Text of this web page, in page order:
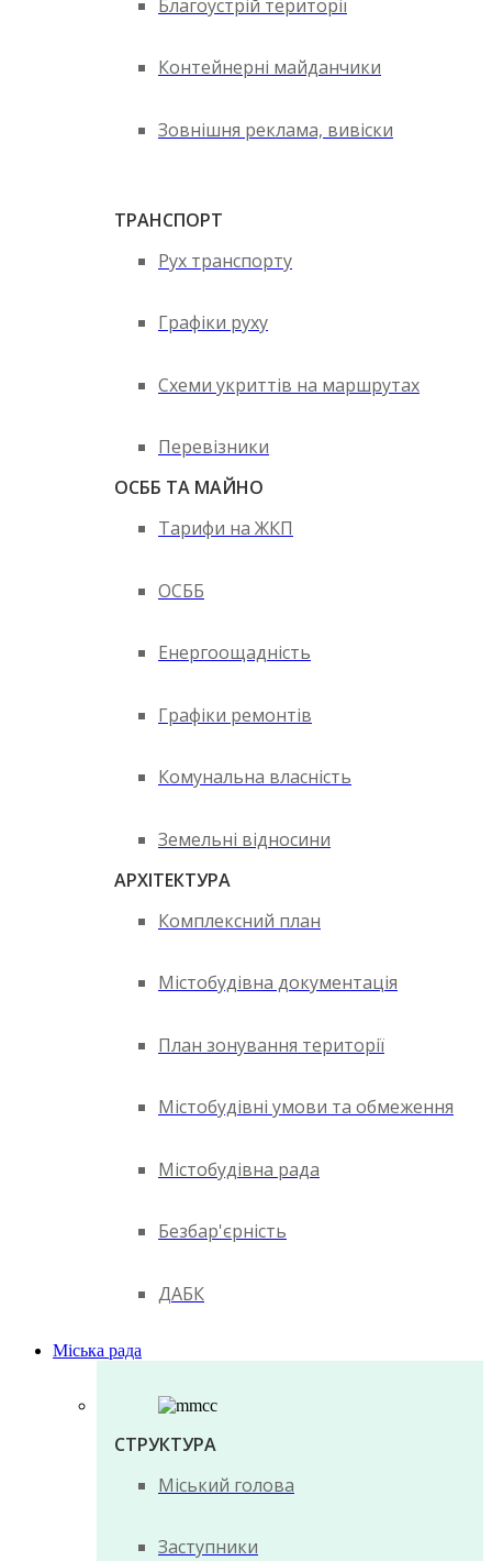
Благоустрій території
Контейнерні майданчики
Зовнішня реклама, вивіски
ТРАНСПОРТ
Рух транспорту
Графіки руху
Схеми укриттів на маршрутах
Перевізники
ОСББ ТА МАЙНО
Тарифи на ЖКП
ОСББ
Енергоощадність
Графіки ремонтів
Комунальна власність
Земельні відносини
АРХІТЕКТУРА
Комплексний план
Містобудівна документація
План зонування території
Містобудівні умови та обмеження
Містобудівна рада
Безбар'єрність
ДАБК
Міська рада
СТРУКТУРА
Міський голова
Заступники